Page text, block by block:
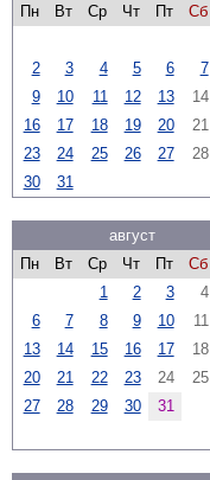
Пн
Вт Ср Чт Пт Сб
2
3 4 5 6 7
9
10 11 12 13 14
16
17 18 19 20 21
23
24 25 26 27 28
30
31
август
Пн
Вт Ср Чт Пт Сб
1
2 3 4
6
7 8 9 10 11
13
14 15 16 17 18
20
21 22 23 24 25
27
28 29 30 31